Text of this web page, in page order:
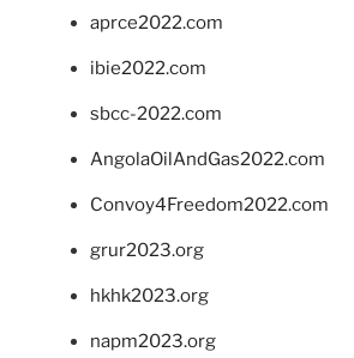
aprce2022.com
ibie2022.com
sbcc-2022.com
AngolaOilAndGas2022.com
Convoy4Freedom2022.com
grur2023.org
hkhk2023.org
napm2023.org